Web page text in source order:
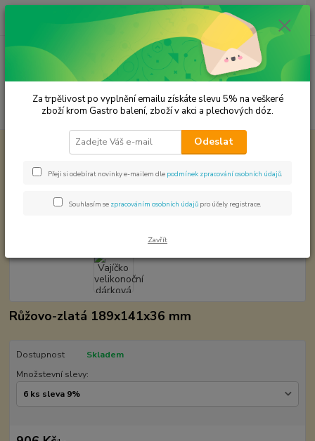
Menu
Hledat
ks
za 0,00 Kč
Plechové dózy - kořenky Vajíčko velikonoční dárková plechová dóza
Vajíčko velikonoční dárková
plechová dóza
Růžovo-zlatá 189x141x36 mm
Dostupnost
Skladem
Množstevní slevy:
Za trpělivost po vyplnění emailu získáte slevu 5% na veškeré
zboží krom Gastro balení, zboží v akci a plechových dóz.
Odeslat
Přeji si odebírat novinky e-mailem dle podmínek zpracování osobních údajů
Souhlasím se zpracováním osobních údajů pro účely registrace.
Zavřít